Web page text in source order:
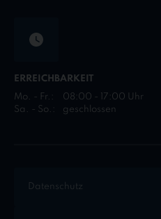
ERREICHBARKEIT
Mo. - Fr.:
08:00 - 17:00 Uhr
Sa. - So.:
geschlossen
Datenschutz